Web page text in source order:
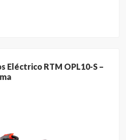
Eléctrico RTM OPL10-S –